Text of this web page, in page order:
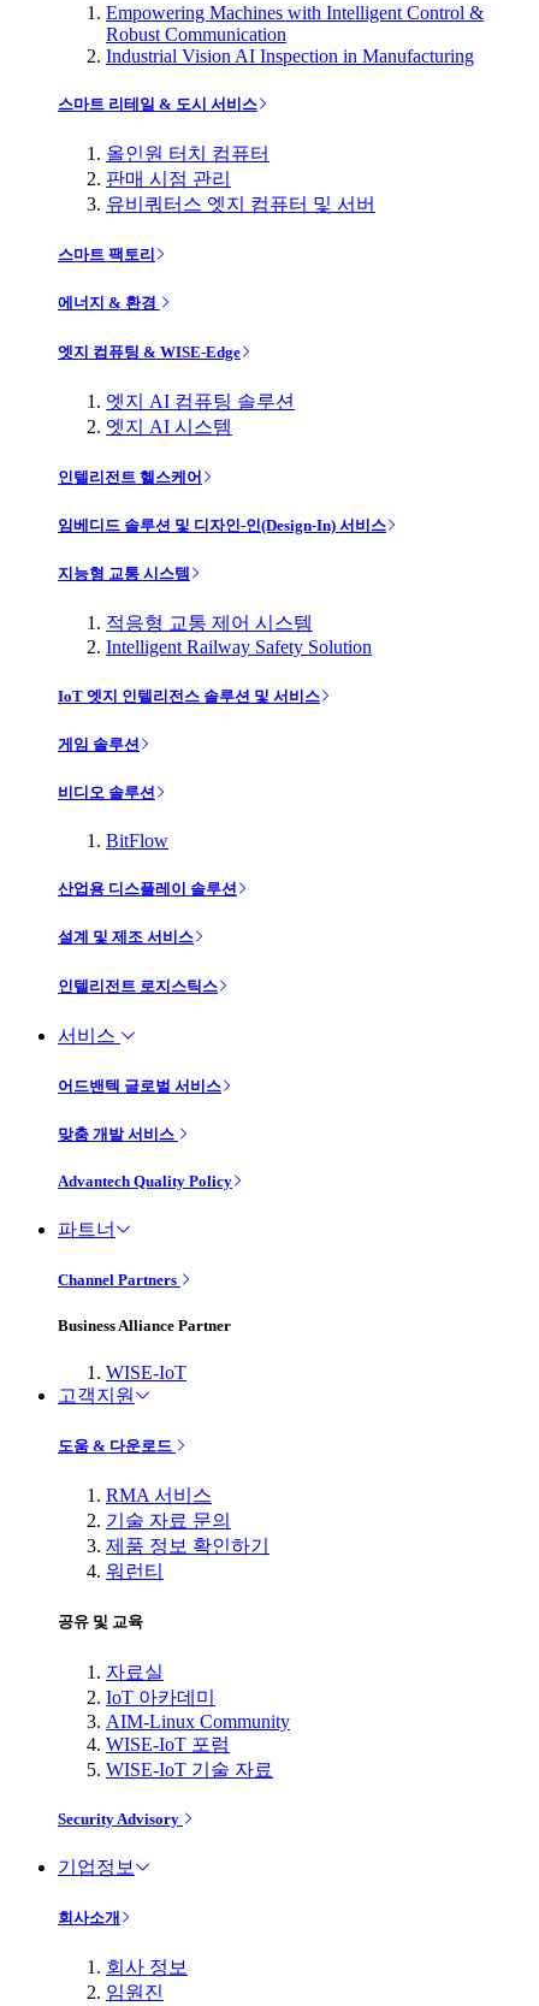
Empowering Machines with Intelligent Control &
Robust Communication
Industrial Vision AI Inspection in Manufacturing
스마트 리테일 & 도시 서비스
올인원 터치 컴퓨터
판매 시점 관리
유비쿼터스 엣지 컴퓨터 및 서버
스마트 팩토리
에너지 & 환경
엣지 컴퓨팅 & WISE-Edge
엣지 AI 컴퓨팅 솔루션
엣지 AI 시스템
인텔리전트 헬스케어
임베디드 솔루션 및 디자인-인(Design-In) 서비스
지능형 교통 시스템
적응형 교통 제어 시스템
Intelligent Railway Safety Solution
IoT 엣지 인텔리전스 솔루션 및 서비스
게임 솔루션
비디오 솔루션
BitFlow
산업용 디스플레이 솔루션
설계 및 제조 서비스
인텔리전트 로지스틱스
서비스
어드밴텍 글로벌 서비스
맞춤 개발 서비스
Advantech Quality Policy
파트너
Channel Partners
Business Alliance Partner
WISE-IoT
고객지원
도움 & 다운로드
RMA 서비스
기술 자료 문의
제품 정보 확인하기
워런티
공유 및 교육
자료실
IoT 아카데미
AIM-Linux Community
WISE-IoT 포럼
WISE-IoT 기술 자료
Security Advisory
기업정보
회사소개
회사 정보
임원진